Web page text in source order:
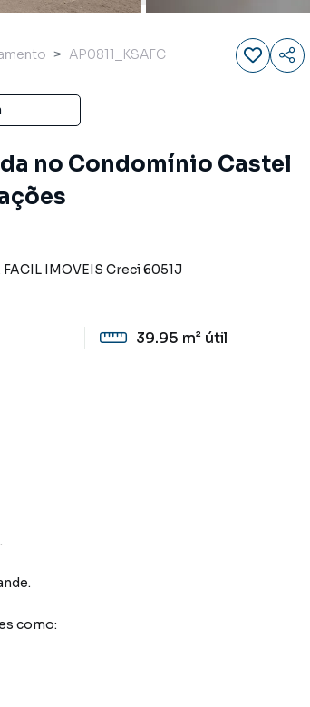
AP0811_KSAFC
no Condomínio Castel
FACIL IMOVEIS Creci6051J
39.95 m² útil
.
como: